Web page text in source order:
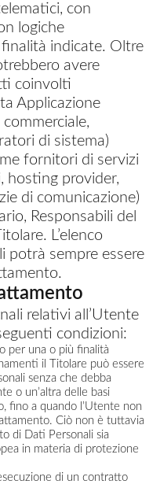
con
logiche
indicate. Oltre
avere
coinvolti
Applicazione
di sistema)
fornitori di servizi
hosting provider,
di comunicazione)
Responsabili del
L’elenco
potrà sempre essere
relativi all’Utente
condizioni:
per una o più finalità
il Titolare può essere
senza che debba
o un’altra delle basi
fino a quando l’Utente non
Ciò non è tuttavia
di Dati Personali sia
in materia di protezione
di un contratto